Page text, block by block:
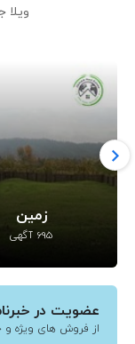
ویلا
848 آگهی
عضویت در
از فروش های ویژه و